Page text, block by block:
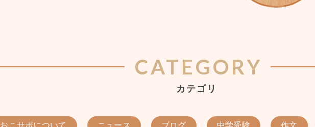
CATEGORY
カテゴリ
おこサポについて ニュース ブログ 中学受験 作文